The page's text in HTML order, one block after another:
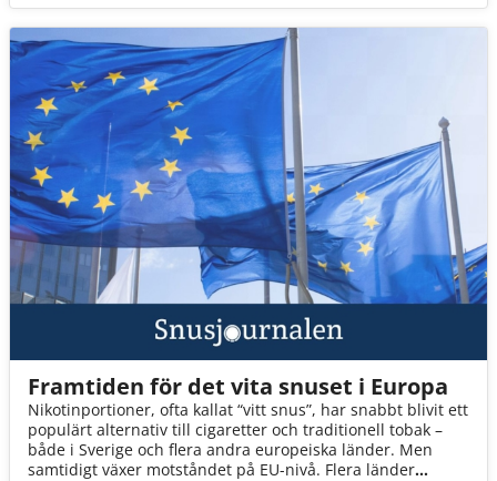
Framtiden för det vita snuset i Europa
Nikotinportioner, ofta kallat “vitt snus”, har snabbt blivit ett
populärt alternativ till cigaretter och traditionell tobak –
både i Sverige och flera andra europeiska länder. Men
samtidigt växer motståndet på EU-nivå. Flera länder